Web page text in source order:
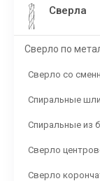
Сверла
Сверло по
Сверло со
Спиральные
Спиральные из
Сверло
Сверло